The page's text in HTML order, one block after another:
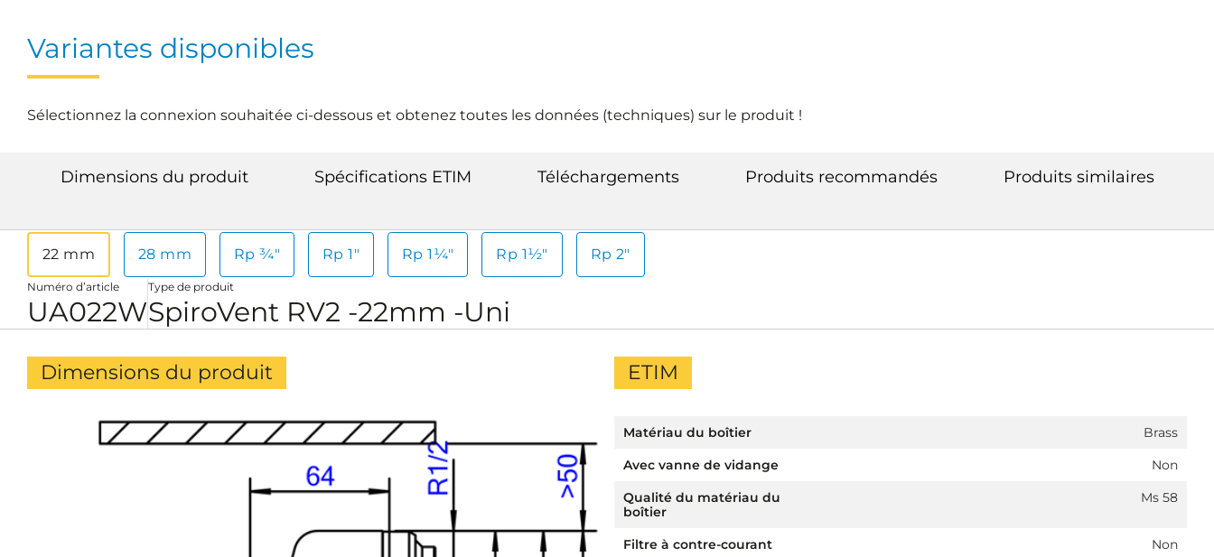
Variantes disponibles
Sélectionnez la connexion souhaitée ci-dessous et obtenez toutes les données (techniques) sur le produit !
Dimensions du produit Spécifications ETIM Téléchargements Produits recommandés Produits similaires
22 mm 28 mm Rp ¾" Rp 1" Rp 1¼" Rp 1½" Rp 2"
Numéro d’article
UA022W
Type de produit
SpiroVent RV2 -22mm -Uni
Dimensions du produit ETIM
Matériau du boîtier
Brass
Avec vanne de vidange
Non
Qualité du matériau du
boîtier
Ms 58
Filtre à contre-courant
Non